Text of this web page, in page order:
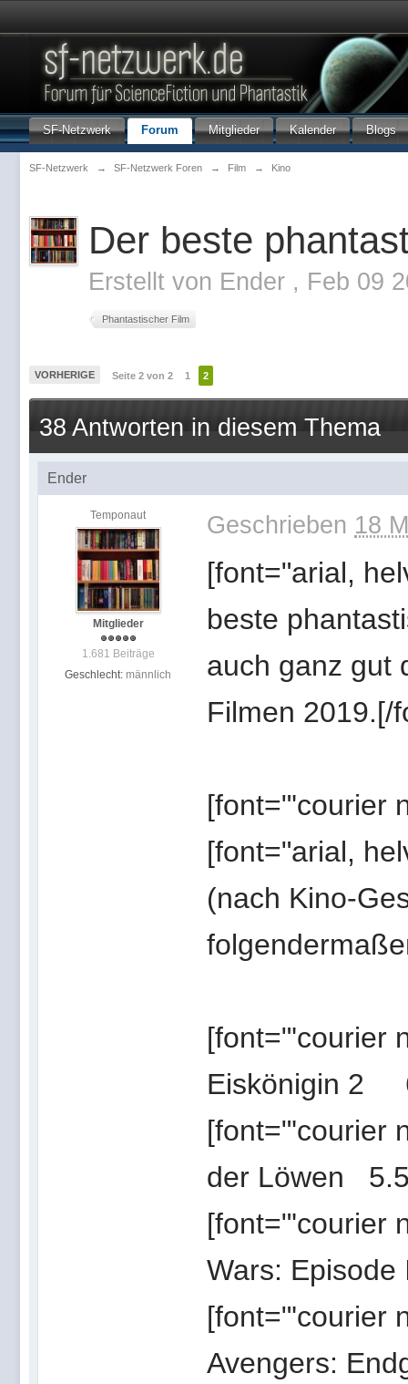
SF-Netzwerk Forum Mitglieder Kalender Blogs
SF-Netzwerk → SF-Netzwerk Foren → Film → Kino
Der beste
Erstellt von Ender , Feb 09
Phantastischer Film
VORHERIGE Seite 2 von 2 1 2
38 Antworten in diesem Thema
Ender
Temponaut
Mitglieder
1.681 Beiträge
Geschlecht: männlich
Geschrieben 18
[font="arial,
beste
auch ganz gut
Filmen 2019.[/
[font="'courier
[font="arial,
(nach Kino-
[font="'courier
Eiskönigin 2
[font="'courier
der Löwen
[font="'courier
Wars:
[font="'courier
Avengers: